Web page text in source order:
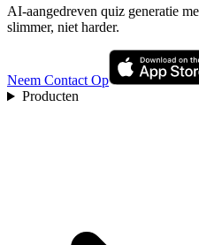
AI-aangedreven quiz generatie
slimmer, niet harder.
Neem Contact Op
Producten